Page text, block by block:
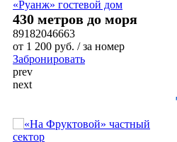
«Руанж» гостевой дом
430 метров до моря
89182046663
от 1 200 руб. / за номер
Забронировать
prev
next